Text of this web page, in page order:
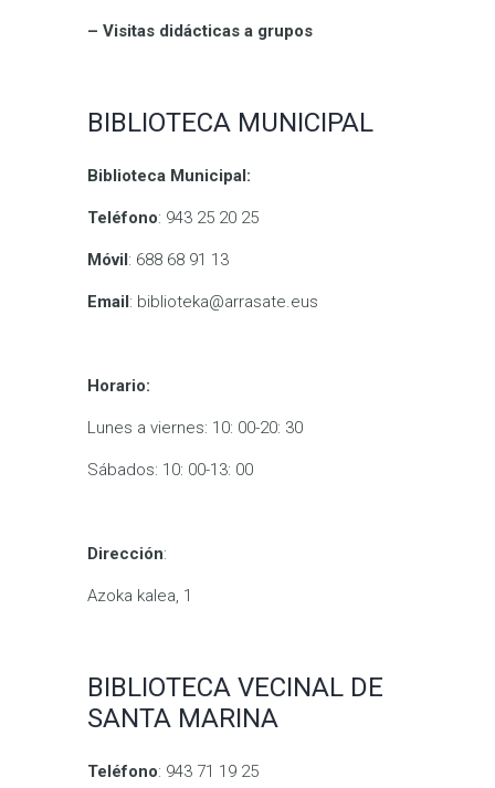
– Visitas didácticas a grupos
BIBLIOTECA MUNICIPAL
Biblioteca Municipal:
Teléfono: 943 25 20 25
Móvil: 688 68 91 13
Email: biblioteka@arrasate.eus
Horario:
Lunes a viernes: 10: 00-20: 30
Sábados: 10: 00-13: 00
Dirección:
Azoka kalea, 1
BIBLIOTECA VECINAL DE
SANTA MARINA
Teléfono: 943 71 19 25